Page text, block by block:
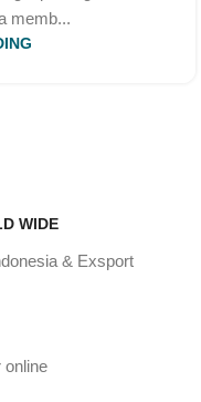
memb...
WIDE
& Exsport
online